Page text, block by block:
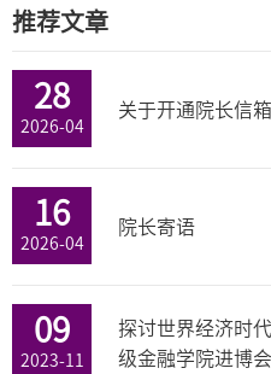
推荐文章
28
2026-04
关于开通院长信
16
2026-04
院长寄语
09
2023-11
探讨世界经济时
级金融学院进博